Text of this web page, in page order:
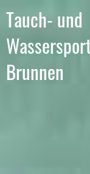
Tauch- und
Brunnen